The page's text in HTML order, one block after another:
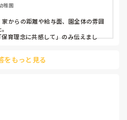
稚園
からの距離や給与面、園全体の雰囲
育理念に共感して」のみ伝えまし
をもっと見る